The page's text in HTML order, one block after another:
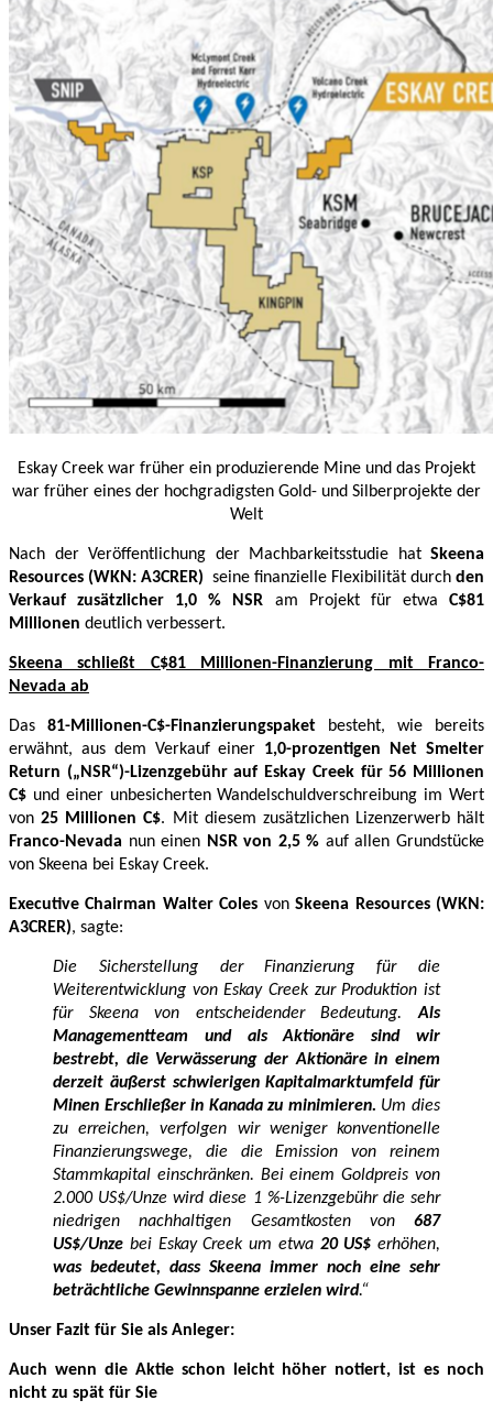
Eskay Creek war früher ein produzierende Mine und das Projekt
war früher eines der hochgradigsten Gold- und Silberprojekte der
Welt
Nach der Veröffentlichung der Machbarkeitsstudie hat Skeena
Resources (WKN: A3CRER) seine finanzielle Flexibilität durch den
Verkauf zusätzlicher 1,0 % NSR am Projekt für etwaC$81
Millionen deutlich verbessert.
Skeena schließt C$81 Millionen-Finanzierung mit Franco-
Nevada ab
Das 81-Millionen-C$-Finanzierungspaket besteht, wie bereits
erwähnt, aus dem Verkauf einer 1,0-prozentigen Net Smelter
Return („NSR“)-Lizenzgebühr auf Eskay Creek für 56 Millionen
C$ und einer unbesicherten Wandelschuldverschreibung im Wert
von25 Millionen C$. Mit diesem zusätzlichen Lizenzerwerb hält
Franco-Nevada nun einen NSR von 2,5 % auf allen Grundstücke
von Skeena bei Eskay Creek.
Executive Chairman Walter Coles vonSkeena Resources (WKN:
A3CRER), sagte:
Die Sicherstellung der Finanzierung für die
Weiterentwicklung von Eskay Creek zur Produktion ist
für Skeena von entscheidender Bedeutung.Als
Managementteam und als Aktionäre sind wir
bestrebt, die Verwässerung der Aktionäre in einem
derzeit äußerst schwierigen Kapitalmarktumfeld für
Minen Erschließer in Kanada zu minimieren. Um dies
zu erreichen, verfolgen wir weniger konventionelle
Finanzierungswege, die die Emission von reinem
Stammkapital einschränken. Bei einem Goldpreis von
2.000 US$/Unze wird diese 1 %-Lizenzgebühr die sehr
niedrigen nachhaltigen Gesamtkosten von 687
US$/Unze bei Eskay Creek um etwa 20 US$ erhöhen,
was bedeutet, dass Skeena immer noch eine sehr
beträchtliche Gewinnspanne erzielen wird.“
Unser Fazit für Sie als Anleger:
Auch wenn die Aktie schon leicht höher notiert, ist es noch
nicht zu spät für Sie